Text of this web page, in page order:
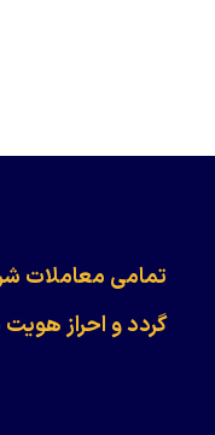
​​​​​​تمامی معاملات
گردد و احراز